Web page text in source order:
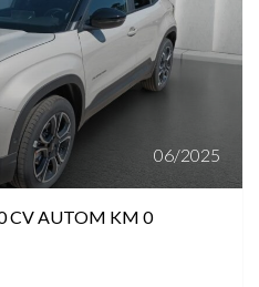
06/2025
CV AUTOM KM 0